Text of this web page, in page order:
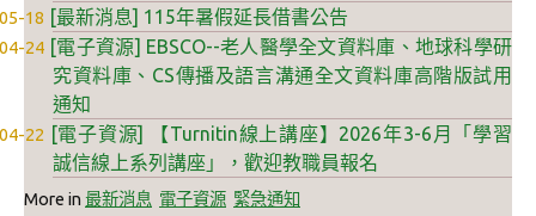
人流辨識
門禁系統
智慧社群
雲端校園3D導覽
高師瓦力1號
18 [最新消息] 115年暑假延長借書公告
24 [電子資源] EBSCO--老人醫學全文資料庫、地球科學研
究資料庫、CS傳播及語言溝通全文資料庫高階版試用
通知
22 [電子資源] 【Turnitin線上講座】2026年3-6月「學習
誠信線上系列講座」，歡迎教職員報名
More in 最新消息 電子資源 緊急通知